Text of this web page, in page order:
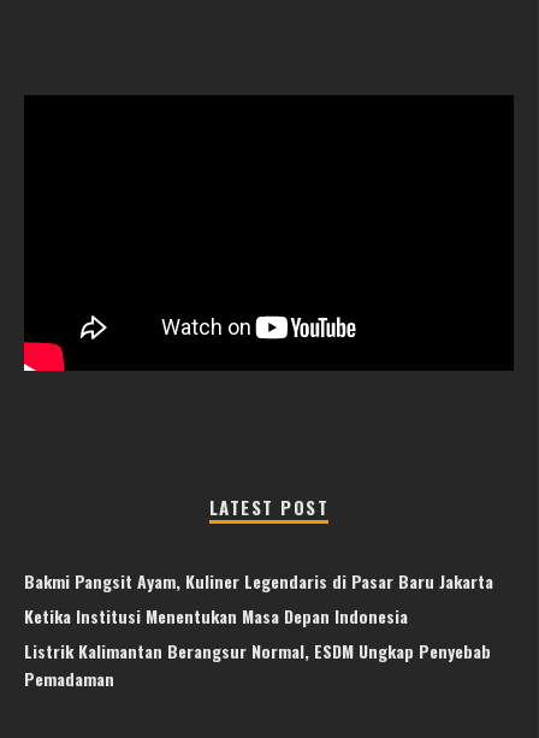
LATEST POST
Bakmi Pangsit Ayam, Kuliner Legendaris di Pasar Baru Jakarta
Ketika Institusi Menentukan Masa Depan Indonesia
Listrik Kalimantan Berangsur Normal, ESDM Ungkap Penyebab
Pemadaman